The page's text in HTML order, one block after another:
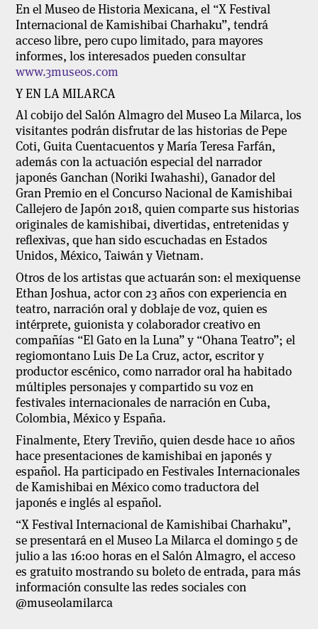
En el Museo de Historia Mexicana, el “X Festival
Internacional de Kamishibai Charhaku”, tendrá
acceso libre, pero cupo limitado, para mayores
informes, los interesados pueden consultar
www.3museos.com
Y EN LA MILARCA
Al cobijo del Salón Almagro del Museo La Milarca, los
visitantes podrán disfrutar de las historias de Pepe
Coti, Guita Cuentacuentos y María Teresa Farfán,
además con la actuación especial del narrador
japonés Ganchan (Noriki Iwahashi), Ganador del
Gran Premio en el Concurso Nacional de Kamishibai
Callejero de Japón 2018, quien comparte sus historias
originales de kamishibai, divertidas, entretenidas y
reflexivas, que han sido escuchadas en Estados
Unidos, México, Taiwán y Vietnam.
Otros de los artistas que actuarán son: el mexiquense
Ethan Joshua, actor con 23 años con experiencia en
teatro, narración oral y doblaje de voz, quien es
intérprete, guionista y colaborador creativo en
compañías “El Gato en la Luna” y “Ohana Teatro”; el
regiomontano Luis De La Cruz, actor, escritor y
productor escénico, como narrador oral ha habitado
múltiples personajes y compartido su voz en
festivales internacionales de narración en Cuba,
Colombia, México y España.
Finalmente, Etery Treviño, quien desde hace 10 años
hace presentaciones de kamishibai en japonés y
español. Ha participado en Festivales Internacionales
de Kamishibai en México como traductora del
japonés e inglés al español.
“X Festival Internacional de Kamishibai Charhaku”,
se presentará en el Museo La Milarca el domingo 5 de
julio a las 16:00 horas en el Salón Almagro, el acceso
es gratuito mostrando su boleto de entrada, para más
información consulte las redes sociales con
@museolamilarca